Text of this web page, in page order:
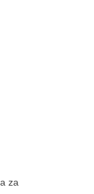
za